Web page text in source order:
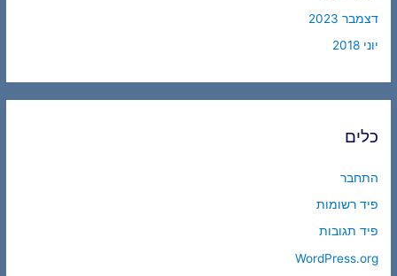
דצמבר 2023
יוני 2018
כלים
התחבר
פיד רשומות
פיד תגובות
WordPress.org